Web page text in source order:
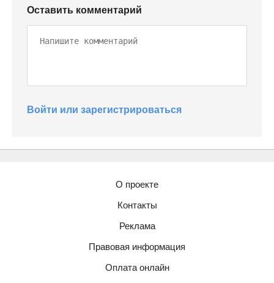
Оставить комментарий
Войти или зарегистрироваться
О проекте
Контакты
Реклама
Правовая информация
Оплата онлайн